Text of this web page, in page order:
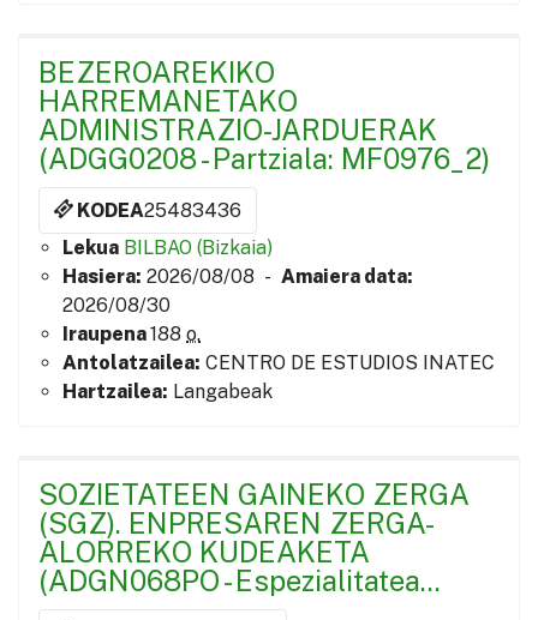
BEZEROAREKIKO
HARREMANETAKO
ADMINISTRAZIO-JARDUERAK
(ADGG0208 - Partziala: MF0976_2)
KODEA25483436
Lekua BILBAO (Bizkaia)
Hasiera: 2026/08/08 - Amaiera data:
2026/08/30
Iraupena188 o.
Antolatzailea: CENTRO DE ESTUDIOS INATEC
Hartzailea: Langabeak
SOZIETATEEN GAINEKO ZERGA
(SGZ). ENPRESAREN ZERGA-
ALORREKO KUDEAKETA
(ADGN068PO - Espezialitatea...